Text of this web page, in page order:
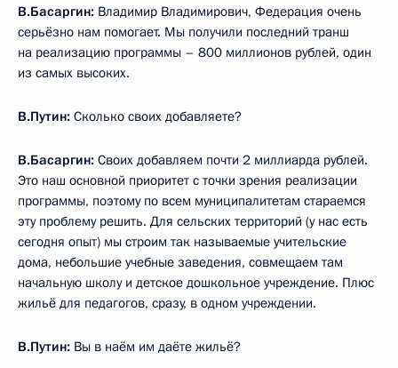
В.Басаргин: Владимир Владимирович, Федерация очень
серьёзно нам помогает. Мы получили последний транш
на реализацию программы – 800 миллионов рублей, один
из самых высоких.
В.Путин: Сколько своих добавляете?
В.Басаргин: Своих добавляем почти 2 миллиарда рублей.
Это наш основной приоритет с точки зрения реализации
программы, поэтому по всем муниципалитетам стараемся
эту проблему решить. Для сельских территорий (у нас есть
сегодня опыт) мы строим так называемые учительские
дома, небольшие учебные заведения, совмещаем там
начальную школу и детское дошкольное учреждение. Плюс
жильё для педагогов, сразу, в одном учреждении.
В.Путин: Вы в наём им даёте жильё?